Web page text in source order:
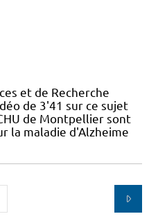
et de Recherche
de 3'41 sur ce sujet
de Montpellier sont
la maladie d'Alzheime